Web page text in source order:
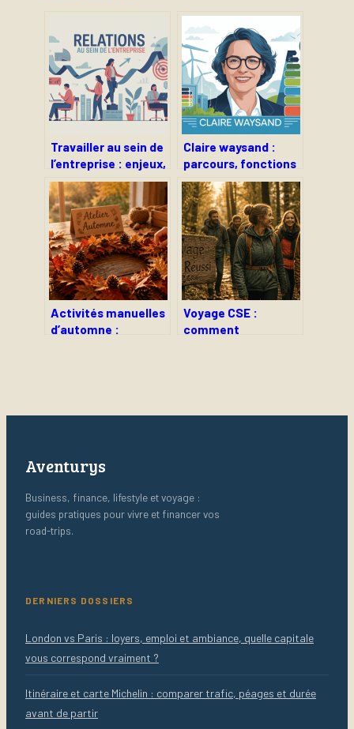
Travailler au sein de
l’entreprise : enjeux,
pratiques et bonnes
stratégies
Claire waysand :
parcours, fonctions
et influence dans le
secteur de l’énergie
Activités manuelles
d’automne :
Voyage CSE :
comment
Aventurys
Business, finance, lifestyle et voyage :
guides pratiques pour vivre et financer vos
road-trips.
DERNIERS DOSSIERS
London vs Paris : loyers, emploi et ambiance, quelle capitale
vous correspond vraiment ?
Itinéraire et carte Michelin : comparer trafic, péages et durée
avant de partir